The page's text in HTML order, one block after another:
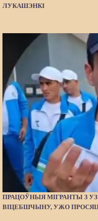
ЛУКАШЭНКІ
ПРАЦОЎНЫЯ МІГРАНТЫ З
ВІЦЕБШЧЫНУ, УЖО